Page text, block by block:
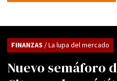
Nuevo semáforo
FINANZAS / La lupa del mercado